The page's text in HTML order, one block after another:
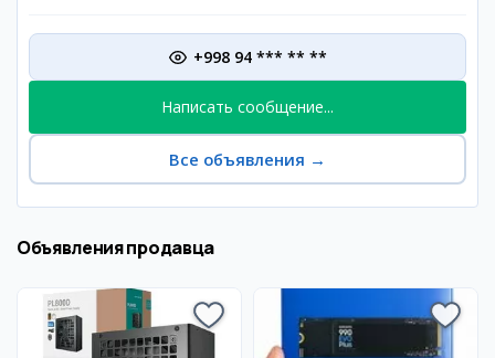
+998 94 *** ** **
Написать сообщение...
Все объявления →
Объявления продавца